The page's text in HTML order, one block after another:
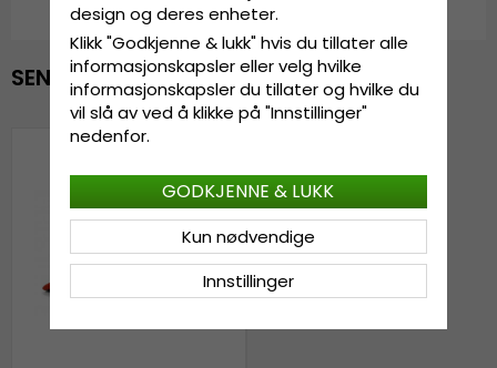
SENEST VISTE
design og deres enheter.
Klikk "Godkjenne & lukk" hvis du tillater alle
informasjonskapsler eller velg hvilke
informasjonskapsler du tillater og hvilke du
vil slå av ved å klikke på "Innstillinger"
nedenfor.
Innstillinger
Kun nødvendige
GODKJENNE & LUKK